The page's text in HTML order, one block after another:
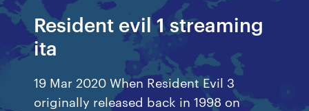
Resident evil 1 streaming
ita
19 Mar 2020 When Resident Evil 3
originally released back in 1998 on